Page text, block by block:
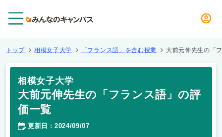
トップ 相模女子大学 「フランス語」を含む授業 大前元伸先生の「
相模女子大学
大前元伸先生の「フランス語」の評
価一覧
更新日 ： 2024/09/07